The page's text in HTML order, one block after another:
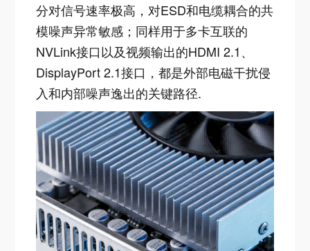
分对信号速率极高，对ESD和电缆耦合的共
模噪声异常敏感；同样用于多卡互联的
NVLink接口以及视频输出的HDMI 2.1、
DisplayPort 2.1接口，都是外部电磁干扰侵
入和内部噪声逸出的关键路径.